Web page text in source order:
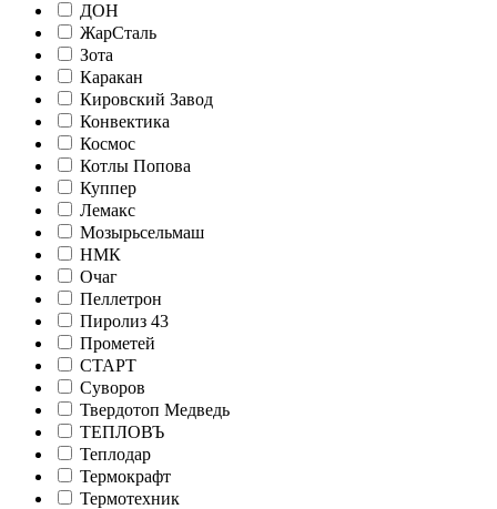
ДОН
ЖарСталь
Зота
Каракан
Кировский Завод
Конвектика
Космос
Котлы Попова
Куппер
Лемакс
Мозырьсельмаш
НМК
Очаг
Пеллетрон
Пиролиз 43
Прометей
СТАРТ
Суворов
Твердотоп Медведь
ТЕПЛОВЪ
Теплодар
Термокрафт
Термотехник